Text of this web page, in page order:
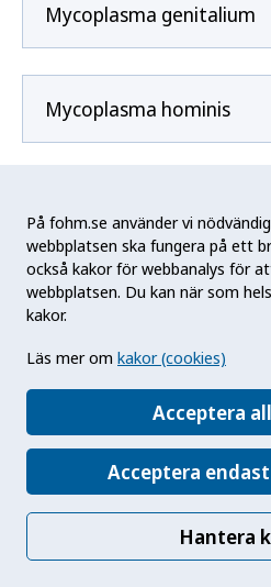
På fohm.se använder vi
webbplatsen ska fungera på ett
också kakor för webbanalys för
webbplatsen. Du kan när som
kakor.
Läs mer om kakor (cookies)
Acceptera
Acceptera
Hantera
Mycoplasma genitalium
Mycoplasma hominis
N
Neisseria gonorrhoeae
Neisseria meningitidis